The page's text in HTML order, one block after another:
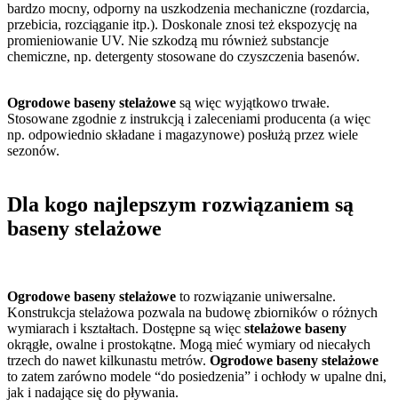
bardzo mocny, odporny na uszkodzenia mechaniczne (rozdarcia,
przebicia, rozciąganie itp.). Doskonale znosi też ekspozycję na
promieniowanie UV. Nie szkodzą mu również substancje
chemiczne, np. detergenty stosowane do czyszczenia basenów.
Ogrodowe baseny stelażowe są więc wyjątkowo trwałe.
Stosowane zgodnie z instrukcją i zaleceniami producenta (a więc
np. odpowiednio składane i magazynowe) posłużą przez wiele
sezonów.
Dla kogo najlepszym rozwiązaniem są
baseny stelażowe
Ogrodowe baseny stelażowe to rozwiązanie uniwersalne.
Konstrukcja stelażowa pozwala na budowę zbiorników o różnych
wymiarach i kształtach. Dostępne są więc stelażowe baseny
okrągłe, owalne i prostokątne. Mogą mieć wymiary od niecałych
trzech do nawet kilkunastu metrów. Ogrodowe baseny stelażowe
to zatem zarówno modele “do posiedzenia” i ochłody w upalne dni,
jak i nadające się do pływania.